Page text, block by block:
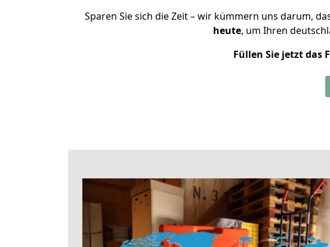
Sparen Sie sich die Zeit – wir kümmern uns darum,
heute, um Ihren
Füllen Sie jetzt das